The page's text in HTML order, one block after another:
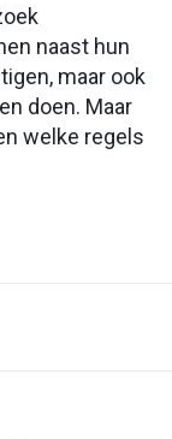
naast hun
maar ook
doen. Maar
welke regels